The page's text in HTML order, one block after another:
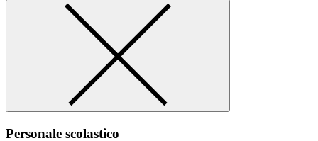
Personale scolastico